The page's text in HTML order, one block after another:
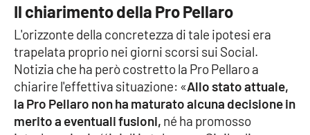
Cronaca
Cultura
Economia e Lavoro
Politica
Il chiarimento della Pro Pellaro
L'orizzonte della concretezza di tale ipotesi era
trapelata proprio nei giorni scorsi sui Social.
Notizia che ha però costretto la Pro Pellaro a
chiarire l'effettiva situazione: «Allo stato attuale,
la Pro Pellaro non ha maturato alcuna decisione in
merito a eventuali fusioni, né ha promosso